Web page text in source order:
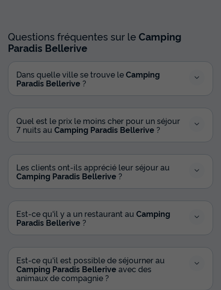
Questions fréquentes sur leCamping
Paradis Bellerive
Dans quelle ville se trouve leCamping
Paradis Bellerive ?
Quel est le prix le moins cher pour un séjour
7 nuits au Camping Paradis Bellerive ?
Les clients ont-ils apprécié leur séjour au
Camping Paradis Bellerive ?
Est-ce qu'il y a un restaurant au Camping
Paradis Bellerive ?
Est-ce qu'il est possible de séjourner au
Camping Paradis Bellerive avec des
animaux de compagnie ?